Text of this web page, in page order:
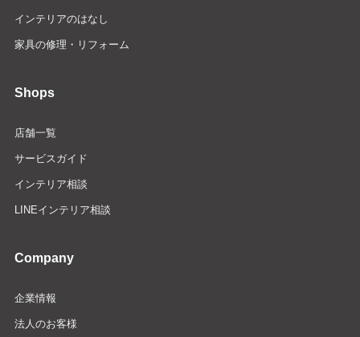
インテリアのはなし
家具の修理・リフォーム
Shops
店舗一覧
サービスガイド
インテリア相談
LINEインテリア相談
Company
企業情報
法人のお客様